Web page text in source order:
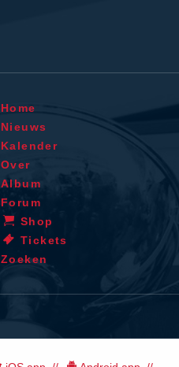
Home
Nieuws
Kalender
Over
Album
Forum
Shop
Tickets
Zoeken